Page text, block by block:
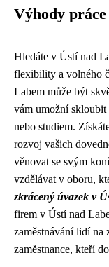
Výhody
Hledáte v Ústí nad
flexibility a volného
Labem může být
vám umožní
nebo studiem.
rozvoj vašich
věnovat se svým
vzdělávat v oboru,
zkrácený úvazek v
firem v Ústí nad
zaměstnávání lidí na
zaměstnance, kteří